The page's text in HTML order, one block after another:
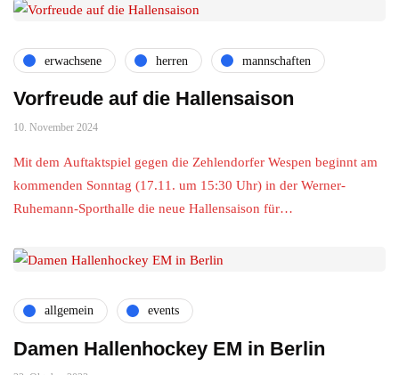
erwachsene herren mannschaften
Vorfreude auf die Hallensaison
10. November 2024
Mit dem Auftaktspiel gegen die Zehlendorfer Wespen beginnt am
kommenden Sonntag (17.11. um 15:30 Uhr) in der Werner-
Ruhemann-Sporthalle die neue Hallensaison für…
allgemein events
Damen Hallenhockey EM in Berlin